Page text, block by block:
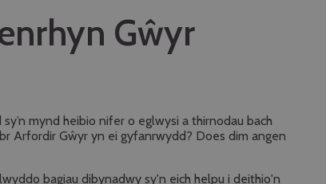
Gŵyr
mynd heibio nifer o eglwysi a thirnodau bach
Arfordir Gŵyr yn ei gyfanrwydd? Does dim angen
bagiau dibynadwy sy'n eich helpu i deithio'n